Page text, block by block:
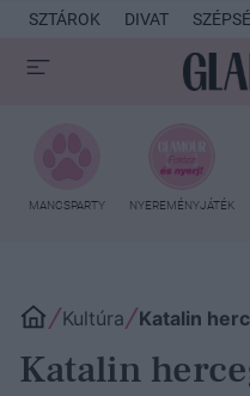
SZTÁROK DIVAT
MANCSPARTY NYEREMÉNYJÁTÉK
Kultúra Katalin
Katalin